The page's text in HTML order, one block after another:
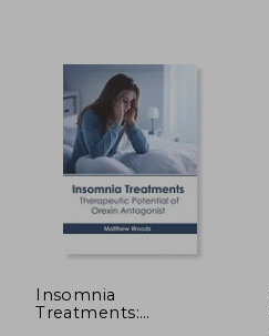
55%
dcto.
Insomnia
Treatments: